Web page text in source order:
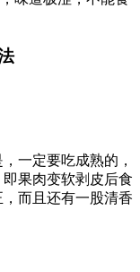
一定要吃成熟的，
果肉变软剥皮后食
而且还有一股清香